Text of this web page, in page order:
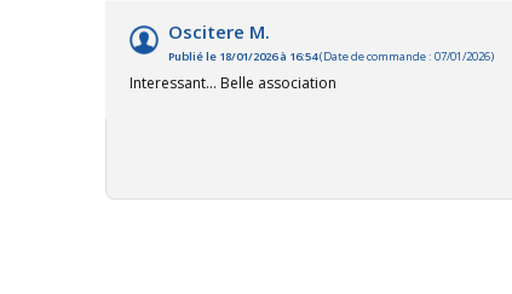
Oscitere M.
Publié le 18/01/2026 à 16:54(Date de commande : 07/01/2026)
Interessant... Belle association